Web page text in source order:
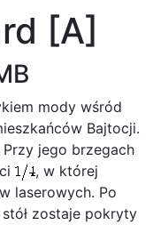
[A]
mody wśród
Bajtocji.
Przy jego brzegach
, w której
laserowych. Po
zostaje pokryty